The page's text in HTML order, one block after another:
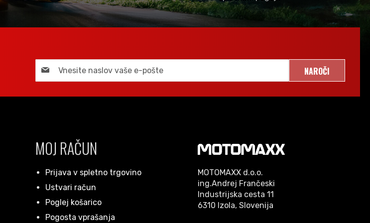
NAROČI
MOJ RAČUN
Prijava v spletno trgovino
Ustvari račun
Poglej košarico
Pogosta vprašanja
MOTOMAXX d.o.o.
ing.Andrej Frančeski
Industrijska cesta 11
6310 Izola, Slovenija